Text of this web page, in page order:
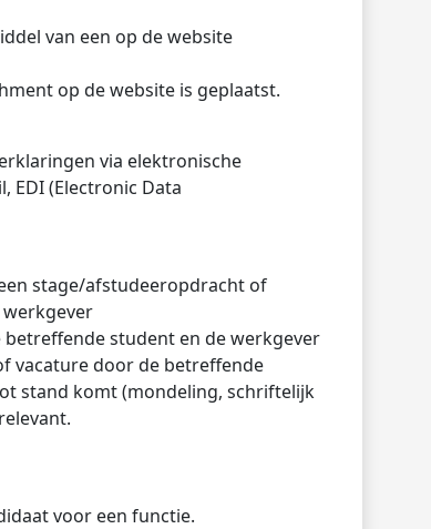
van een op de website
op de website is geplaatst.
via elektronische
EDI (Electronic Data
stage/afstudeeropdracht of
student en de werkgever
vacature door de betreffende
stand komt (mondeling, schriftelijk
voor een functie.